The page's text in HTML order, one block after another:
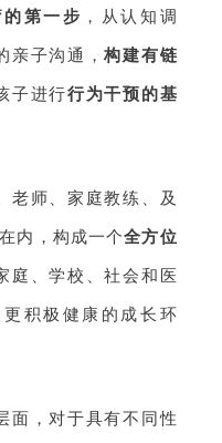
第一步 ，从认知调
亲子沟通，构建有链
子进行行为干预的基
老师、家庭教练、及
内，构成一个全方位
庭、学校、社会和医
积极健康的成长环
面，对于具有不同性